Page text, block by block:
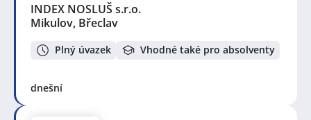
INDEX NOSLUŠ s.r.o.
Mikulov, Břeclav
Plný úvazek Vhodné také pro absolventy
dnešní